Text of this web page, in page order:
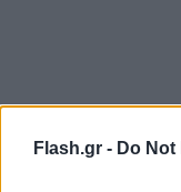
Flash.gr - Do